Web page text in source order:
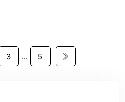
3 … 5